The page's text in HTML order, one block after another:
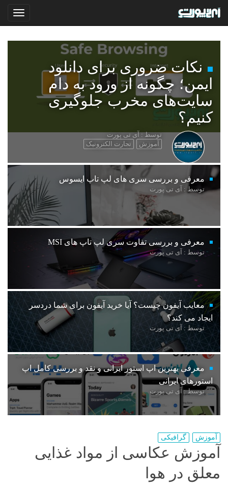
نکات ضروری برای دانلود
ایمن؛ چگونه از ورود به دام
سایت‌های مخرب جلوگیری
کنیم؟
توسط : آی تی پورت
آموزش
تجارت الکترونیک
معرفی و بررسی سری های لپ تاپ ایسوس
توسط : آی تی پورت
معرفی و بررسی تفاوت سری لپ تاپ های MSI
توسط : آی تی پورت
معایب آیفون چیست؟ آیا خرید آیفون برای شما دردسر
ایجاد می کند؟
توسط : آی تی پورت
معرفی بهترین اپ استور ایرانی و نقد و بررسی کامل اپ
استورهای ایرانی
توسط : آی تی پورت
آموزش گرافیکی
آموزش عکاسی از مواد غذایی
معلق در هوا